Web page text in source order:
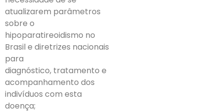
atualizarem parâmetros
sobre o
hipoparatireoidismo no
Brasil e diretrizes nacionais
para
diagnóstico, tratamento e
acompanhamento dos
indivíduos com esta
doença;